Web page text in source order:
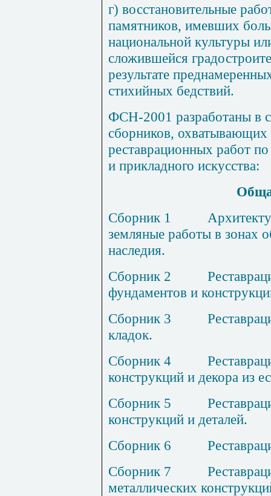
г) восстановительные
памятников, имевших
национальной культуры
сложившейся
результате
стихийных бедствий.
ФСН-2001 разработаны в
сборников,
реставрационных работ
и прикладного искусства:
Общ
Сборник 1 А
земляные работы в зонах
наследия.
Сборник 2 Р
фундаментов и
Сборник 3 Р
кладок.
Сборник 4 Р
конструкций и декора из
Сборник 5 Р
конструкций и деталей.
Сборник 6 Р
Сборник 7 Р
металлических